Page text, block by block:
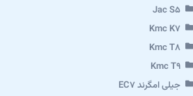
Jac S5
Kmc K7
Kmc T8
Kmc T9
جیلی امگرند EC7